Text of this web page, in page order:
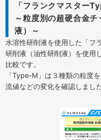
「フランクマスター
～粒度別の超硬合金
液）～
水溶性研削液を使用した「フ
研削液（油性研削液）を使用
比較です。
「Type-M」は３種類の粒度
流値などの変化を確認しました